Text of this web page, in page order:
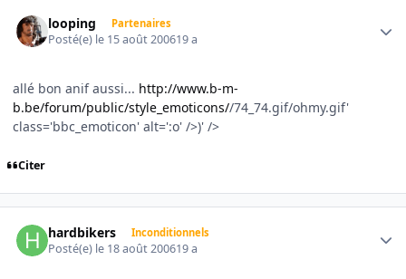
looping Partenaires
Posté(e) le 15 août 200619 a
allé bon anif aussi... http://www.b-m-
b.be/forum/public/style_emoticons//74_74.gif/ohmy.gif'
class='bbc_emoticon' alt=':o' />)' />
Citer
hardbikers Inconditionnels
Posté(e) le 18 août 200619 a